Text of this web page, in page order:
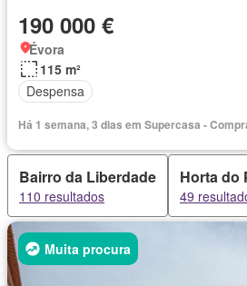
190 000 €
Évora
115 m²
Despensa
Há 1 semana, 3 dias em Supercasa -
Bairro da Liberdade
110 resultados
Horta do
49
Muita procura